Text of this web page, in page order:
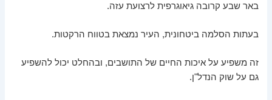
באר שבע קרובה גיאוגרפית לרצועת עזה.
בעתות הסלמה ביטחונית, העיר נמצאת בטווח הרקטות.
זה משפיע על איכות החיים של התושבים, ובהחלט יכול להשפיע
גם על שוק הנדל"ן.